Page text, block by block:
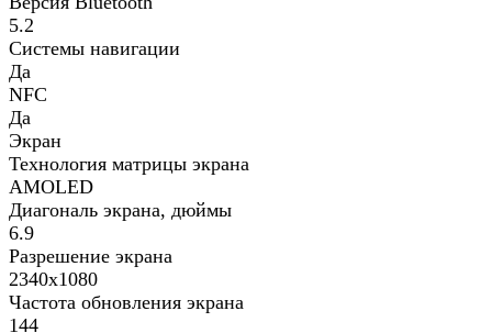
5.2
Системы навигации
Да
NFC
Да
Экран
Технология матрицы экрана
AMOLED
Диагональ экрана, дюймы
6.9
Разрешение экрана
2340x1080
Частота обновления экрана
144